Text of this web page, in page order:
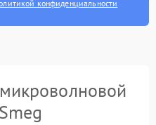
конфиденциальности